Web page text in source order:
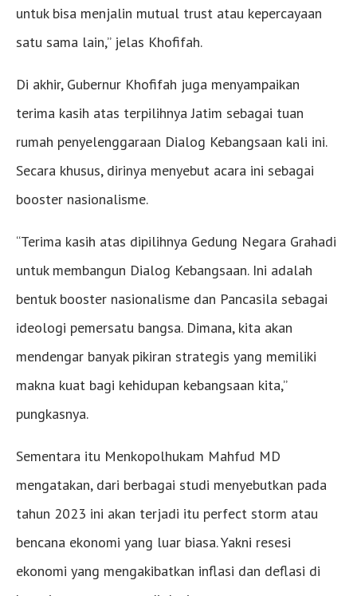
untuk bisa menjalin mutual trust atau kepercayaan
satu sama lain,” jelas Khofifah.
Di akhir, Gubernur Khofifah juga menyampaikan
terima kasih atas terpilihnya Jatim sebagai tuan
rumah penyelenggaraan Dialog Kebangsaan kali ini.
Secara khusus, dirinya menyebut acara ini sebagai
booster nasionalisme.
“Terima kasih atas dipilihnya Gedung Negara Grahadi
untuk membangun Dialog Kebangsaan. Ini adalah
bentuk booster nasionalisme dan Pancasila sebagai
ideologi pemersatu bangsa. Dimana, kita akan
mendengar banyak pikiran strategis yang memiliki
makna kuat bagi kehidupan kebangsaan kita,”
pungkasnya.
Sementara itu Menkopolhukam Mahfud MD
mengatakan, dari berbagai studi menyebutkan pada
tahun 2023 ini akan terjadi itu perfect storm atau
bencana ekonomi yang luar biasa. Yakni resesi
ekonomi yang mengakibatkan inflasi dan deflasi di